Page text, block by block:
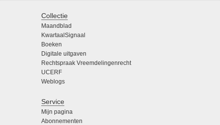
Collectie
Maandblad
KwartaalSignaal
Boeken
Digitale uitgaven
Rechtspraak Vreemdelingenrecht
UCERF
Weblogs
Service
Mijn pagina
Abonnementen